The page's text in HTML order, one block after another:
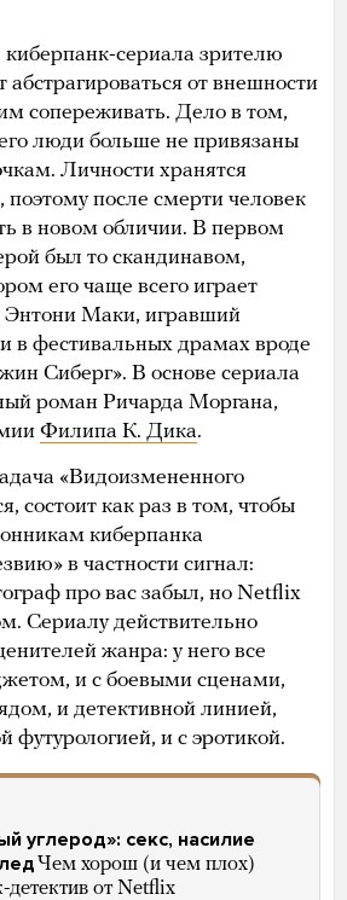
киберпанк-сериала зрителю
абстрагироваться от внешности
сопереживать. Дело в том,
люди больше не привязаны
Личности хранятся
поэтому после смерти человек
в новом обличии. В первом
был то скандинавом,
его чаще всего играет
Маки, игравший
в фестивальных драмах вроде
Сиберг». В основе сериала
роман Ричарда Моргана,
Филипа К. Дика.
«Видоизмененного
состоит как раз в том, чтобы
киберпанка
в частности сигнал:
про вас забыл, но Netflix
Сериалу действительно
жанра: у него все
и с боевыми сценами,
и детективной линией,
футурологией, и с эротикой.
углерод»: секс, насилие
Чем хорош (и чем плох)
от Netflix